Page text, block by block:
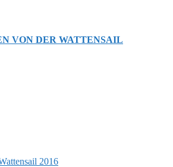
VON DER WATTENSAIL
2016